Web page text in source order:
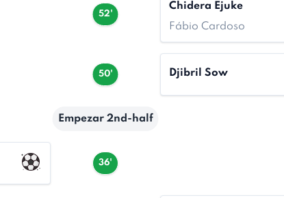
52'
Chidera Ejuke
Fábio Cardoso
50' Djibril Sow
Empezar 2nd-half
36'